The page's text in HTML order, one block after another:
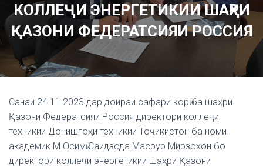
I
O
N
КОЛЛЕҶИ ЭНЕРГЕТИКИИ ШАҲРИ
ҚАЗОНИ ФЕДЕРАТСИЯИ РОССИЯ
Санаи 24.11.2023 дар доираи сафари корӣ ба шаҳри
Қазони Федератсияи Россия директори коллеҷи
техникии Донишгоҳи техникии Тоҷикистон ба номи
академик М.Осимӣ Саидзода Масрур Мирзохон бо
директори коллеҷи энергетикии шаҳри Қазони